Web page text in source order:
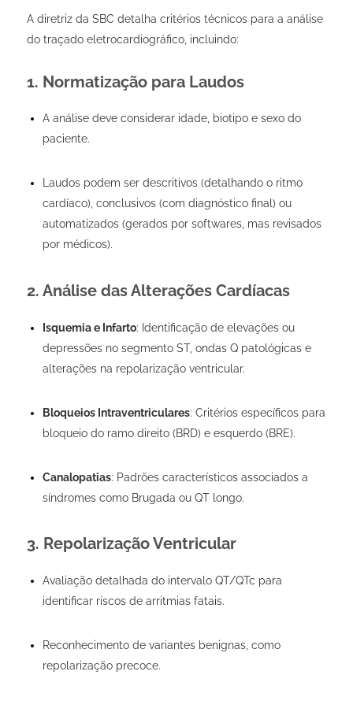
A diretriz da SBC detalha critérios técnicos para a análise
do traçado eletrocardiográfico, incluindo:
1. Normatização para Laudos
A análise deve considerar idade, biotipo e sexo do
paciente.
Laudos podem ser descritivos (detalhando o ritmo
cardíaco), conclusivos (com diagnóstico final) ou
automatizados (gerados por softwares, mas revisados
por médicos).
2. Análise das Alterações Cardíacas
Isquemia e Infarto: Identificação de elevações ou
depressões no segmento ST, ondas Q patológicas e
alterações na repolarização ventricular.
Bloqueios Intraventriculares: Critérios específicos para
bloqueio do ramo direito (BRD) e esquerdo (BRE).
Canalopatias: Padrões característicos associados a
síndromes como Brugada ou QT longo.
3. Repolarização Ventricular
Avaliação detalhada do intervalo QT/QTc para
identificar riscos de arritmias fatais.
Reconhecimento de variantes benignas, como
repolarização precoce.